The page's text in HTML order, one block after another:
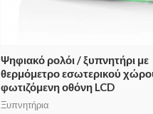
Ψηφιακό ρολόι / ξυπνητήρι με
θερμόμετρο εσωτερικού
φωτιζόμενη οθόνη LCD
Ξυπνητήρια